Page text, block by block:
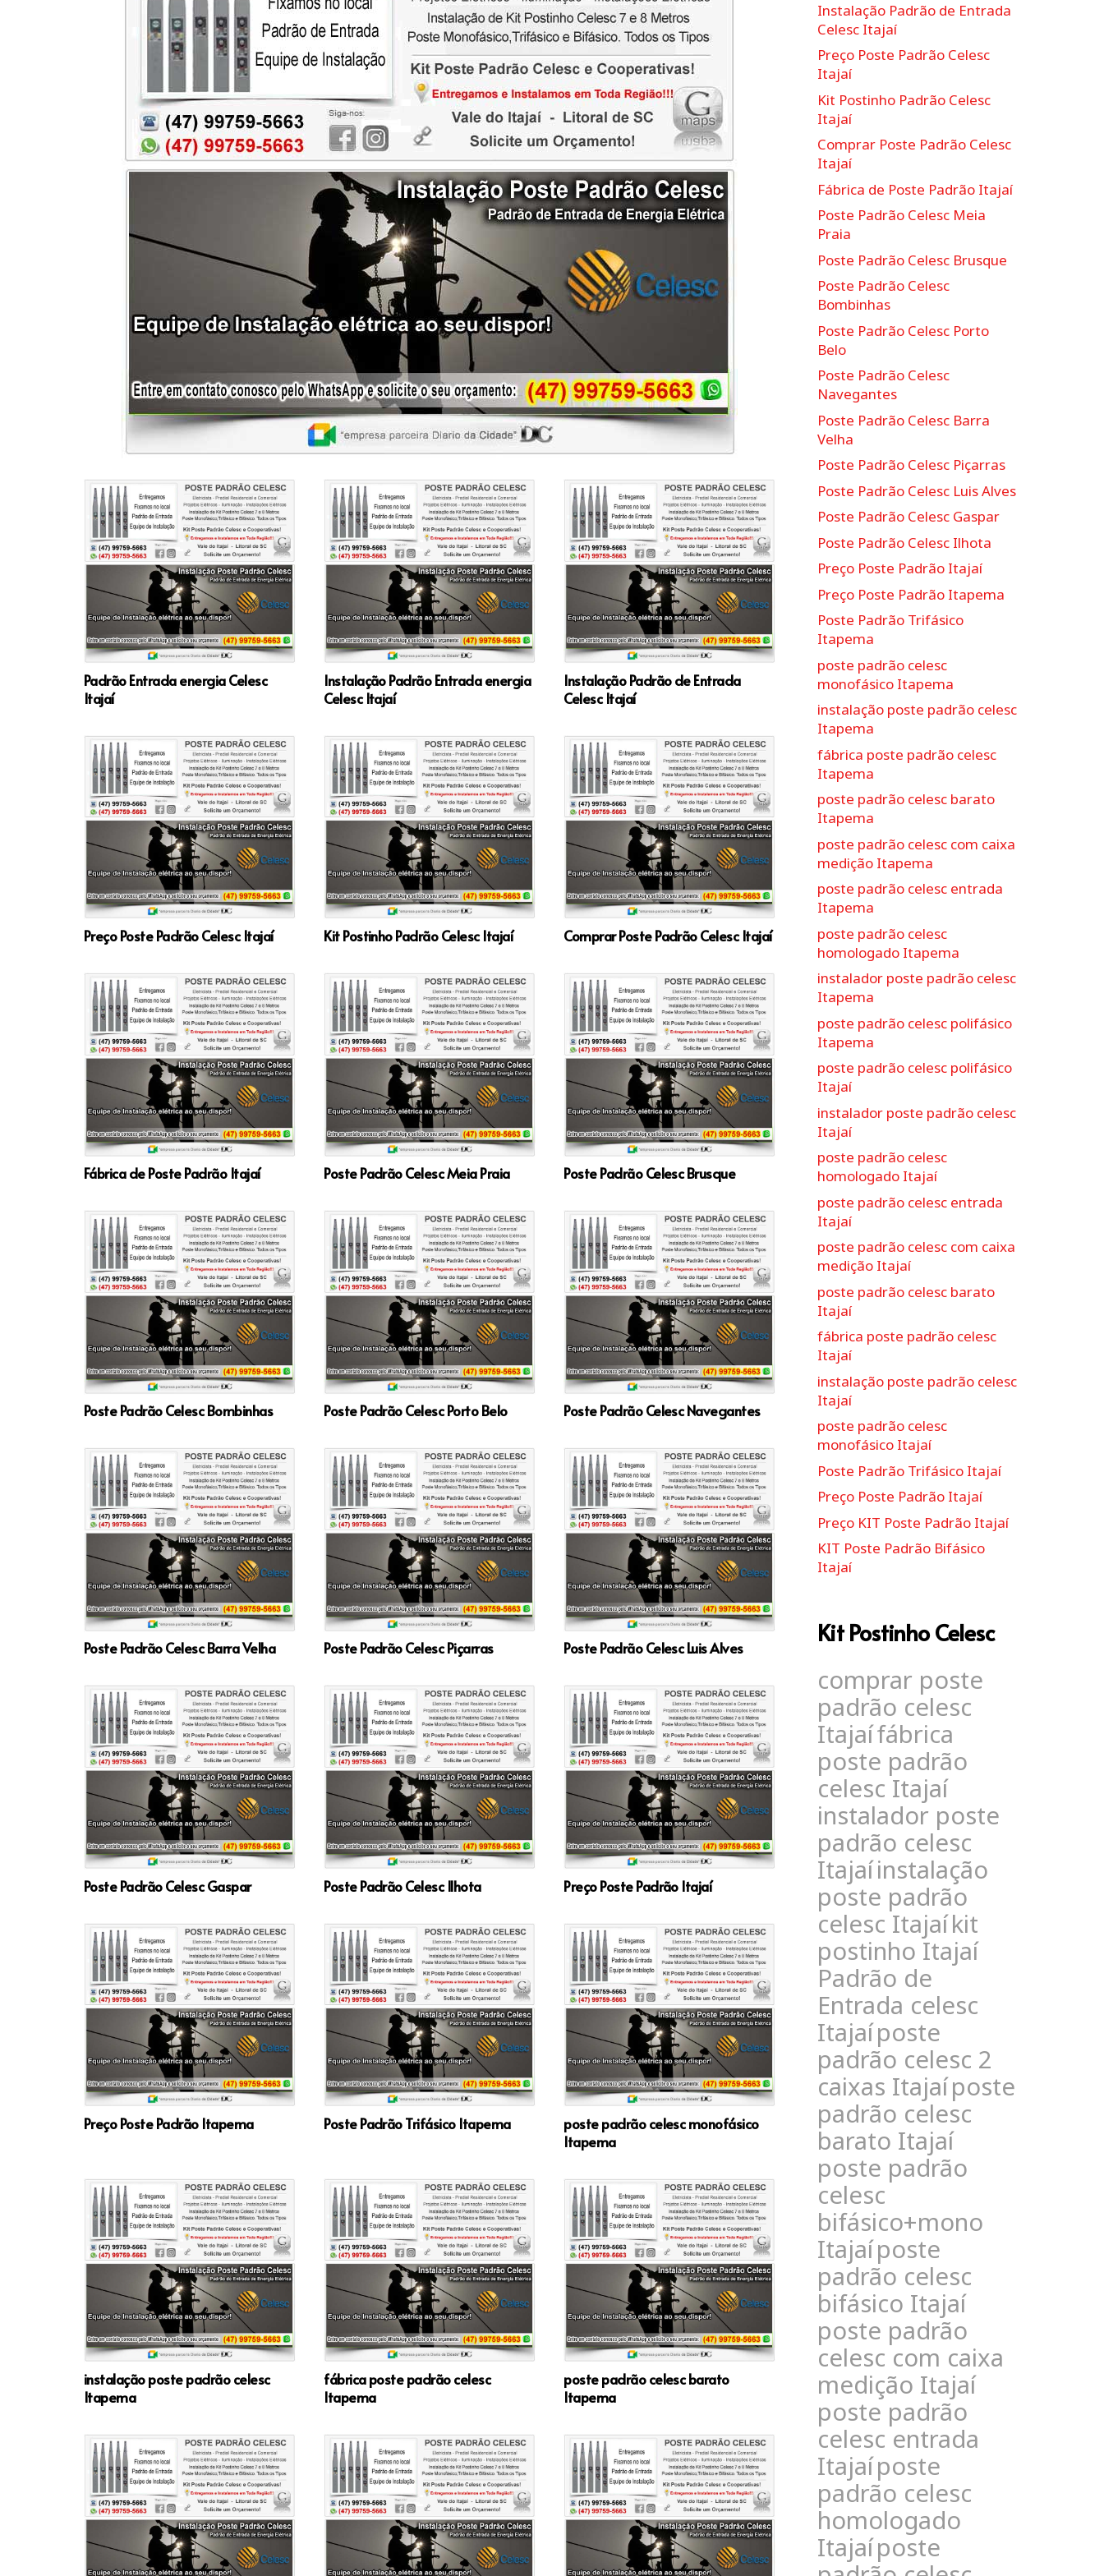
Padrão Entrada energia Celesc
Itajaí
Instalação Padrão Entrada energia
Celesc Itajaí
Instalação Padrão de Entrada
Celesc Itajaí
Preço Poste Padrão Celesc Itajaí Kit Postinho Padrão Celesc Itajaí Comprar Poste Padrão Celesc Itajaí
Fábrica de Poste Padrão Itajaí Poste Padrão Celesc Meia Praia Poste Padrão Celesc Brusque
Poste Padrão Celesc Bombinhas Poste Padrão Celesc Porto Belo Poste Padrão Celesc Navegantes
Poste Padrão Celesc Barra Velha Poste Padrão Celesc Piçarras Poste Padrão Celesc Luis Alves
Poste Padrão Celesc Gaspar Poste Padrão Celesc Ilhota Preço Poste Padrão Itajaí
Preço Poste Padrão Itapema Poste Padrão Trifásico Itapema
poste padrão celesc monofásico
Itapema
instalação poste padrão celesc
Itapema
fábrica poste padrão celesc
Itapema
poste padrão celesc barato
Itapema
Instalação Padrão de Entrada
Celesc Itajaí
Preço Poste Padrão Celesc
Itajaí
Kit Postinho Padrão Celesc
Itajaí
Comprar Poste Padrão Celesc
Itajaí
Fábrica de Poste Padrão Itajaí
Poste Padrão Celesc Meia
Praia
Poste Padrão Celesc Brusque
Poste Padrão Celesc
Bombinhas
Poste Padrão Celesc Porto
Belo
Poste Padrão Celesc
Navegantes
Poste Padrão Celesc Barra
Velha
Poste Padrão Celesc Piçarras
Poste Padrão Celesc Luis Alves
Poste Padrão Celesc Gaspar
Poste Padrão Celesc Ilhota
Preço Poste Padrão Itajaí
Preço Poste Padrão Itapema
Poste Padrão Trifásico
Itapema
poste padrão celesc
monofásico Itapema
instalação poste padrão celesc
Itapema
fábrica poste padrão celesc
Itapema
poste padrão celesc barato
Itapema
poste padrão celesc com caixa
medição Itapema
poste padrão celesc entrada
Itapema
poste padrão celesc
homologado Itapema
instalador poste padrão celesc
Itapema
poste padrão celesc polifásico
Itapema
poste padrão celesc polifásico
Itajaí
instalador poste padrão celesc
Itajaí
poste padrão celesc
homologado Itajaí
poste padrão celesc entrada
Itajaí
poste padrão celesc com caixa
medição Itajaí
poste padrão celesc barato
Itajaí
fábrica poste padrão celesc
Itajaí
instalação poste padrão celesc
Itajaí
poste padrão celesc
monofásico Itajaí
Poste Padrão Trifásico Itajaí
Preço Poste Padrão Itajaí
Preço KIT Poste Padrão Itajaí
KIT Poste Padrão Bifásico
Itajaí
Kit Postinho Celesc
comprar poste
padrão celesc
Itajaífábrica
poste padrão
celesc Itajaí
instalador poste
padrão celesc
Itajaíinstalação
poste padrão
celesc Itajaíkit
postinho Itajaí
Padrão de
Entrada celesc
Itajaíposte
padrão celesc 2
caixas Itajaíposte
padrão celesc
barato Itajaí
poste padrão
celesc
bifásico+mono
Itajaíposte
padrão celesc
bifásico Itajaí
poste padrão
celesc com caixa
medição Itajaí
poste padrão
celesc entrada
Itajaíposte
padrão celesc
homologado
Itajaíposte